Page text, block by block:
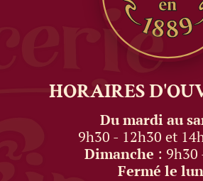
HORAIRES
Du mardi au
9h30 - 12h30 et
Dimanche : 9h30
Fermé le